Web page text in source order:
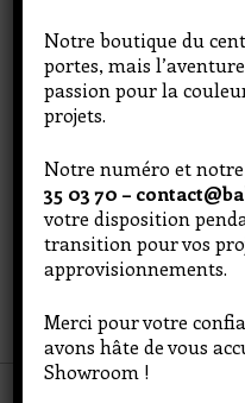
2 rue Aimé
02
CONTACT
Notre boutique du
portes, mais
passion pour la
projets.
Notre numéro et
35 03 70 –
votre disposition
transition pour vos
approvisionnements.
Merci pour votre
avons hâte de vous
Showroom !
choix est valable
le terminal utilisé